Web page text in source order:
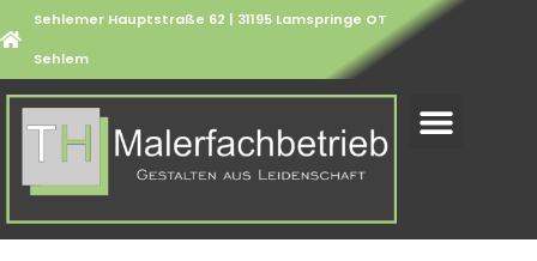
Sehlemer Hauptstraße 62 | 31195 Lamspringe OT
Sehlem